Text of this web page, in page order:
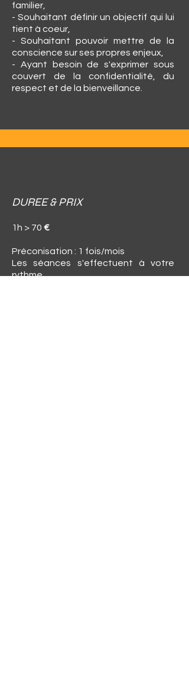
familier,
- Souhaitant définir un objectif qui lui
tient à coeur,
- Souhaitant pouvoir mettre de la
conscience sur ses propres enjeux,
- Ayant besoin de s'exprimer sous
couvert de la confidentialité, du
respect et de la bienveillance.
DUREE & PRIX
1h > 70 €
Préconisation : 1 fois/mois
Les séances s'effectuent à votre
rythme.